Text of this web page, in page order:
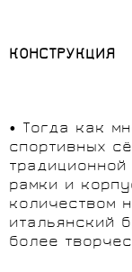
КОНСТРУКЦИЯ
• Тогда как
спортивных
рамки и
количеством
итальянский
более